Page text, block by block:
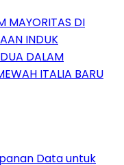
MAYORITAS DI
INDUK
DALAM
ITALIA BARU
Data untuk